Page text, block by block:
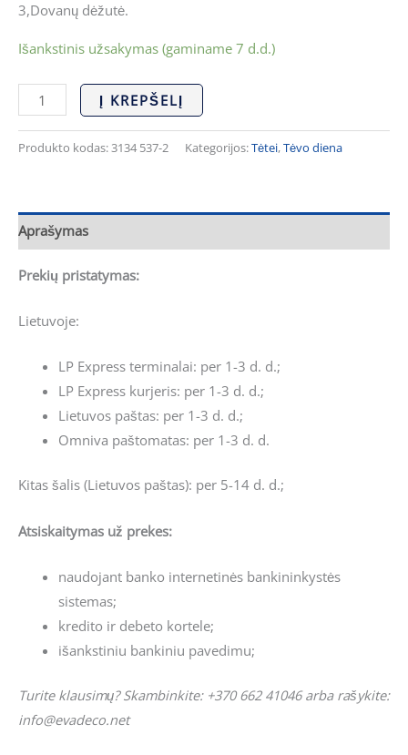
3,Dovanų dėžutė.
Išankstinis užsakymas (gaminame 7 d.d.)
Į KREPŠELĮ
Produkto kodas:3134 537-2 Kategorijos:Tėtei,Tėvo diena
Aprašymas
Prekių pristatymas:
Lietuvoje:
LP Express terminalai: per 1-3 d. d.;
LP Express kurjeris: per 1-3 d. d.;
Lietuvos paštas: per 1-3 d. d.;
Omniva paštomatas: per 1-3 d. d.
Kitas šalis (Lietuvos paštas): per 5-14 d. d.;
Atsiskaitymas už prekes:
naudojant banko internetinės bankininkystės
sistemas;
kredito ir debeto kortele;
išankstiniu bankiniu pavedimu;
Turite klausimų? Skambinkite: +370 662 41046 arba rašykite:
info@evadeco.net